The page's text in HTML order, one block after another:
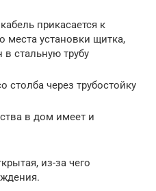
прикасается к
места установки щитка,
стальную трубу
столба через трубостойку
в дом имеет и
из-за чего